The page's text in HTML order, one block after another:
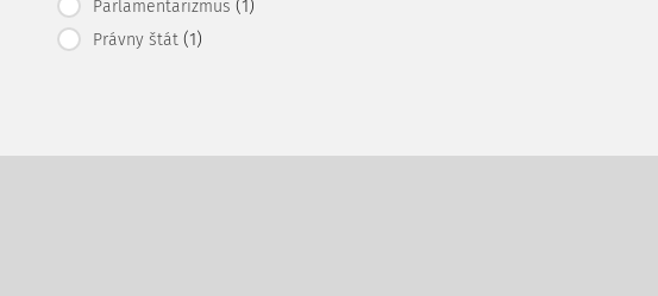
Parlamentarizmus (1)
Právny štát (1)